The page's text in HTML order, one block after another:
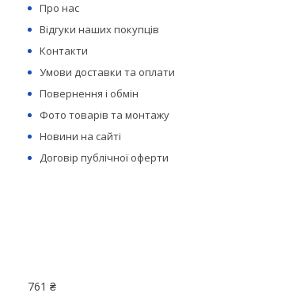
Про нас
Відгуки наших покупців
Контакти
Умови доставки та оплати
Повернення і обмін
Фото товарів та монтажу
Новини на сайті
Договір публічної оферти
761 ₴